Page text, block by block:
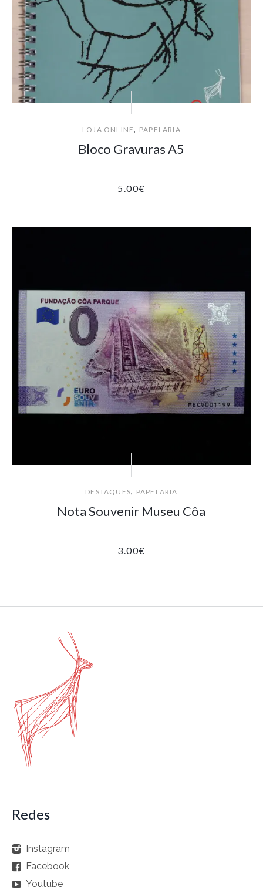
LOJA ONLINE, PAPELARIA
Bloco Gravuras A5
5.00€
DESTAQUES, PAPELARIA
Nota Souvenir Museu Côa
3.00€
Redes
Instagram
Facebook
Youtube